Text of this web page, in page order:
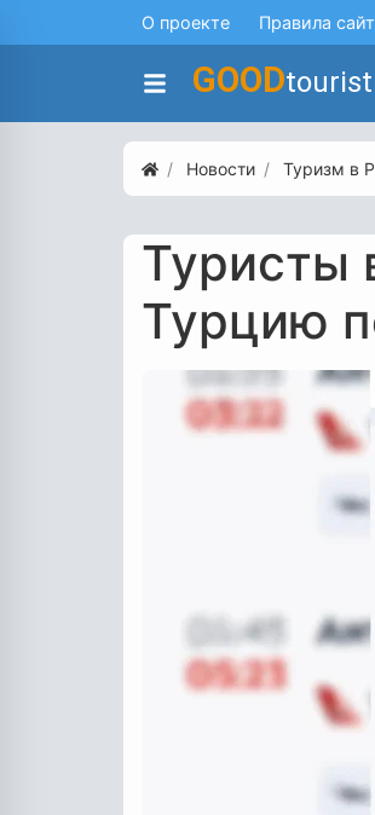
О проекте Правила
GOOD
Новости Туризм в
Туристы
Турцию